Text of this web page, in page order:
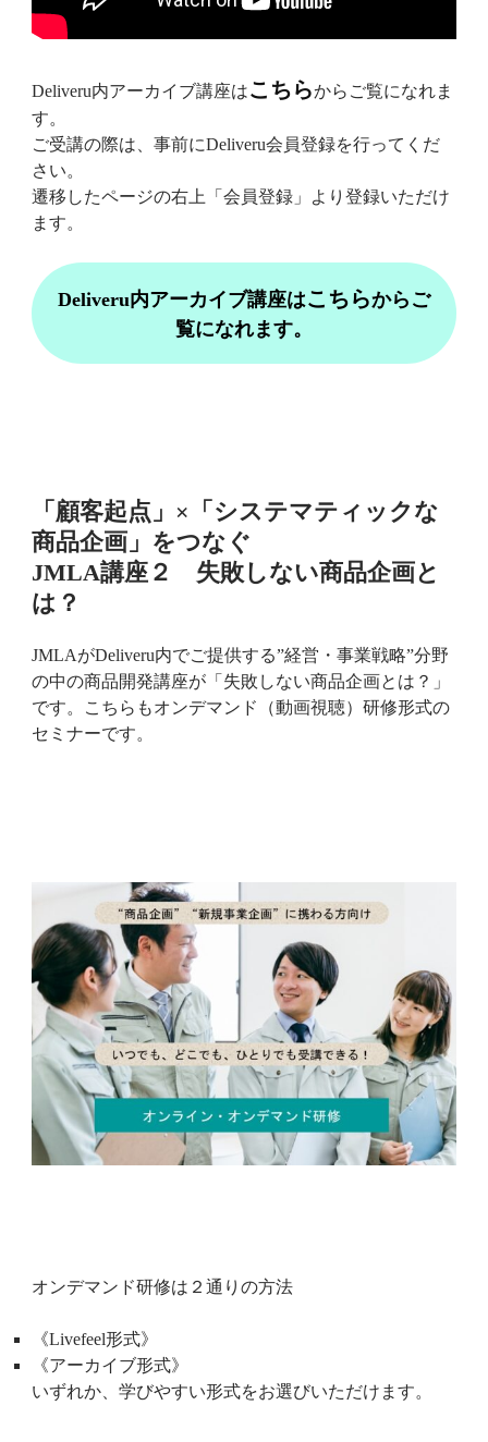
Deliveru内アーカイブ講座はこちらからご覧になれま
す。
ご受講の際は、事前にDeliveru会員登録を行ってくだ
さい。
遷移したページの右上「会員登録」より登録いただけ
ます。
Deliveru内アーカイブ講座はこちらからご
覧になれます。
「顧客起点」×「システマティックな
商品企画」をつなぐ
JMLA講座２ 失敗しない商品企画と
は？
JMLAがDeliveru内でご提供する”経営・事業戦略”分野
の中の商品開発講座が「失敗しない商品企画とは？」
です。こちらもオンデマンド（動画視聴）研修形式の
セミナーです。
オンデマンド研修は２通りの方法
《Livefeel形式》
《アーカイブ形式》
いずれか、学びやすい形式をお選びいただけます。